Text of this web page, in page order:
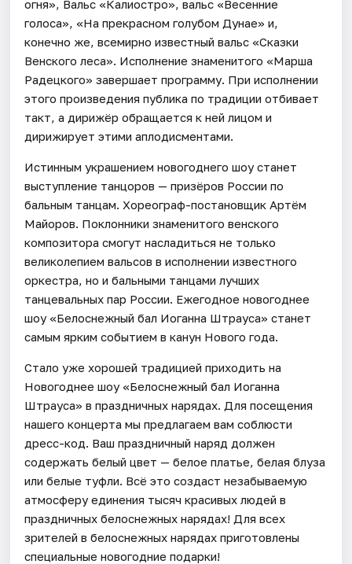
огня», Вальс «Калиостро», вальс «Весенние
голоса», «На прекрасном голубом Дунае» и,
конечно же, всемирно известный вальс «Сказки
Венского леса». Исполнение знаменитого «Марша
Радецкого» завершает программу. При исполнении
этого произведения публика по традиции отбивает
такт, а дирижёр обращается к ней лицом и
дирижирует этими аплодисментами.
Истинным украшением новогоднего шоу станет
выступление танцоров — призёров России по
бальным танцам. Хореограф-постановщик Артём
Майоров. Поклонники знаменитого венского
композитора смогут насладиться не только
великолепием вальсов в исполнении известного
оркестра, но и бальными танцами лучших
танцевальных пар России. Ежегодное новогоднее
шоу «Белоснежный бал Иоганна Штрауса» станет
самым ярким событием в канун Нового года.
Стало уже хорошей традицией приходить на
Новогоднее шоу «Белоснежный бал Иоганна
Штрауса» в праздничных нарядах. Для посещения
нашего концерта мы предлагаем вам соблюсти
дресс-код. Ваш праздничный наряд должен
содержать белый цвет — белое платье, белая блуза
или белые туфли. Всё это создаст незабываемую
атмосферу единения тысяч красивых людей в
праздничных белоснежных нарядах! Для всех
зрителей в белоснежных нарядах приготовлены
специальные новогодние подарки!